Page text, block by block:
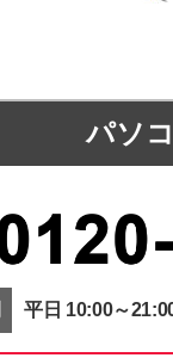
パソ
平日 10:00～